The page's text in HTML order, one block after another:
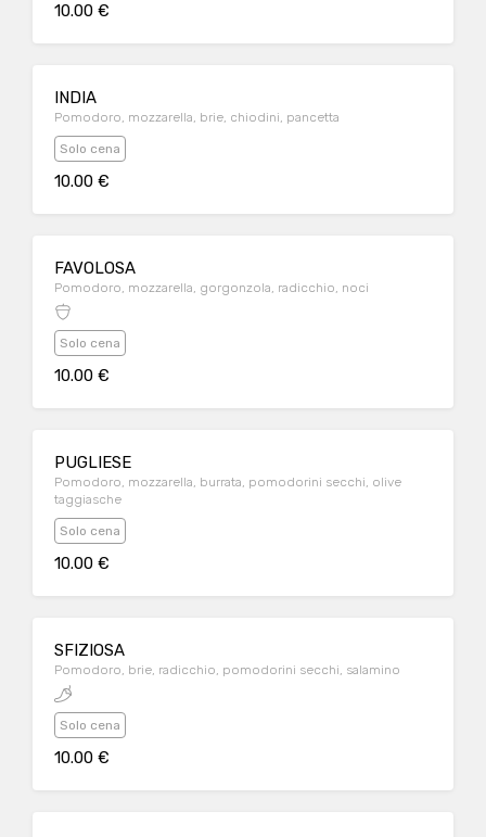
10.00 €
INDIA
Pomodoro, mozzarella, brie, chiodini, pancetta
Solo cena
10.00 €
FAVOLOSA
Pomodoro, mozzarella, gorgonzola, radicchio, noci
Solo cena
10.00 €
PUGLIESE
Pomodoro, mozzarella, burrata, pomodorini secchi, olive
taggiasche
Solo cena
10.00 €
SFIZIOSA
Pomodoro, brie, radicchio, pomodorini secchi, salamino
Solo cena
10.00 €